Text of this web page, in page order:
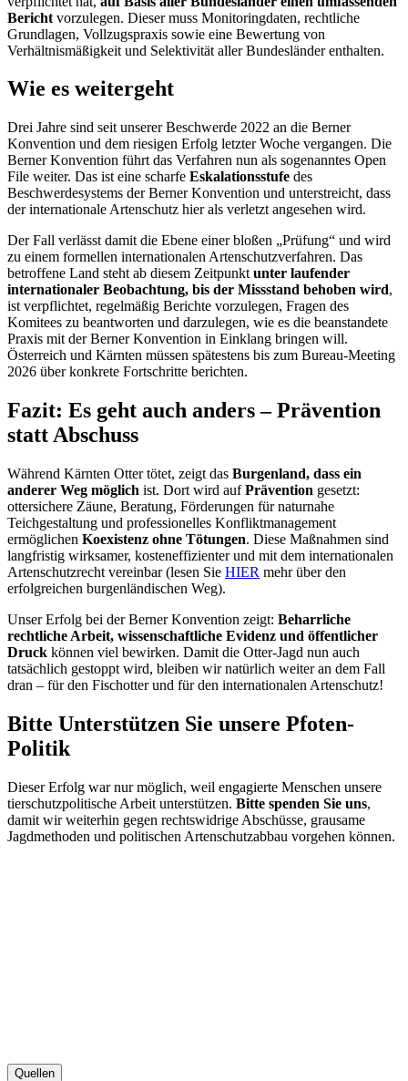
Bericht vorzulegen. Dieser muss Monitoringdaten, rechtliche
Grundlagen, Vollzugspraxis sowie eine Bewertung von
Verhältnismäßigkeit und Selektivität aller Bundesländer enthalten.
Wie es weitergeht
Drei Jahre sind seit unserer Beschwerde 2022 an die Berner
Konvention und dem riesigen Erfolg letzter Woche vergangen. Die
Berner Konvention führt das Verfahren nun als sogenanntes Open
File weiter. Das ist eine scharfe Eskalationsstufe des
Beschwerdesystems der Berner Konvention und unterstreicht, dass
der internationale Artenschutz hier als verletzt angesehen wird.
Der Fall verlässt damit die Ebene einer bloßen „Prüfung“ und wird
zu einem formellen internationalen Artenschutzverfahren. Das
betroffene Land steht ab diesem Zeitpunkt unter laufender
internationaler Beobachtung, bis der Missstand behoben wird,
ist verpflichtet, regelmäßig Berichte vorzulegen, Fragen des
Komitees zu beantworten und darzulegen, wie es die beanstandete
Praxis mit der Berner Konvention in Einklang bringen will.
Österreich und Kärnten müssen spätestens bis zum Bureau-Meeting
2026 über konkrete Fortschritte berichten.
Fazit: Es geht auch anders – Prävention
statt Abschuss
Während Kärnten Otter tötet, zeigt das Burgenland, dass ein
anderer Weg möglich ist. Dort wird aufPrävention gesetzt:
ottersichere Zäune, Beratung, Förderungen für naturnahe
Teichgestaltung und professionelles Konfliktmanagement
ermöglichen Koexistenz ohne Tötungen. Diese Maßnahmen sind
langfristig wirksamer, kosteneffizienter und mit dem internationalen
Artenschutzrecht vereinbar (lesen Sie HIER mehr über den
erfolgreichen burgenländischen Weg).
Unser Erfolg bei der Berner Konvention zeigt: Beharrliche
rechtliche Arbeit, wissenschaftliche Evidenz und öffentlicher
Druck können viel bewirken. Damit die Otter-Jagd nun auch
tatsächlich gestoppt wird, bleiben wir natürlich weiter an dem Fall
dran – für den Fischotter und für den internationalen Artenschutz!
Bitte Unterstützen Sie unsere Pfoten-
Politik
Dieser Erfolg war nur möglich, weil engagierte Menschen unsere
tierschutzpolitische Arbeit unterstützen. Bitte spenden Sie uns,
damit wir weiterhin gegen rechtswidrige Abschüsse, grausame
Jagdmethoden und politischen Artenschutzabbau vorgehen können.
Quellen